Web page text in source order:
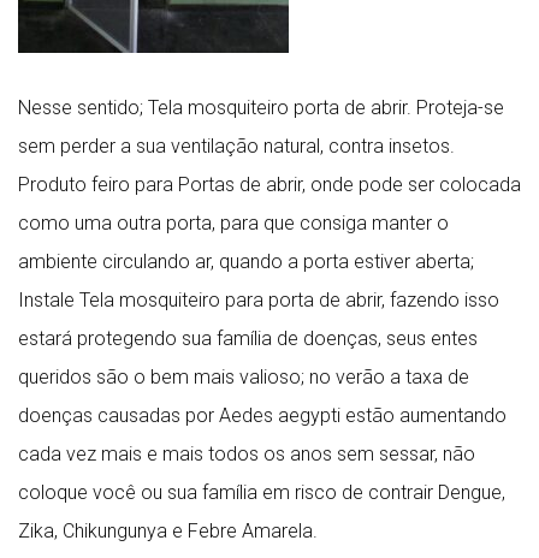
Nesse sentido; Tela mosquiteiro porta de abrir. Proteja-se
sem perder a sua ventilação natural, contra insetos.
Produto feiro para Portas de abrir, onde pode ser colocada
como uma outra porta, para que consiga manter o
ambiente circulando ar, quando a porta estiver aberta;
Instale Tela mosquiteiro para porta de abrir, fazendo isso
estará protegendo sua família de doenças, seus entes
queridos são o bem mais valioso; no verão a taxa de
doenças causadas por Aedes aegypti estão aumentando
cada vez mais e mais todos os anos sem sessar, não
coloque você ou sua família em risco de contrair Dengue,
Zika, Chikungunya e Febre Amarela.